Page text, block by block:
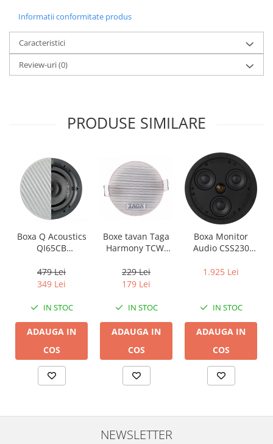
Informatii conformitate produs
Caracteristici
Review-uri(0)
PRODUSE SIMILARE
Boxa Q Acoustics
QI65CB
Ceiling (1 buc)
479 Lei
349 Lei
IN STOC
ADAUGA IN
COS
Boxe tavan Taga
Harmony TCW-
229 Lei
179 Lei
IN STOC
ADAUGA IN
COS
Boxa Monitor
Audio CSS230
InCeiling
1.925 Lei
IN STOC
ADAUGA IN
COS
NEWSLETTER